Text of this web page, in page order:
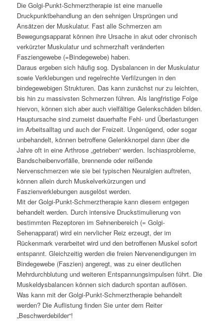
Die Golgi-Punkt-Schmerztherapie ist eine manuelle
Druckpunktbehandlung an den sehnigen Ursprüngen und
Ansätzen der Muskulatur. Fast alle Schmerzen am
Bewegungsapparat können ihre Ursache in akut oder chronisch
verkürzter Muskulatur und schmerzhaft veränderten
Fasziengewebe (=Bindegewebe) haben.
Daraus ergeben sich häufig sog. Dysbalancen in der Muskulatur
sowie Verklebungen und regelrechte Verfilzungen in den
bindegewebigen Strukturen. Das kann zunächst nur zu leichten,
bis hin zu massivsten Schmerzen führen. Als langfristige Folge
hiervon, können sich aber auch vielfältige Gelenkschäden bilden.
Hauptursache sind zumeist dauerhafte Fehl- und Überlastungen
im Arbeitsalltag und auch der Freizeit. Ungenügend, oder sogar
unbehandelt, können betroffene Gelenkknorpel dann über die
Jahre oft in eine Arthrose „getrieben“ werden. Ischiasprobleme,
Bandscheibenvorfälle, brennende oder reißende
Nervenschmerzen wie sie bei typischen Neuralgien auftreten,
können allein durch Muskelverkürzungen und
Faszienverklebungen ausgelöst werden.
Mit der Golgi-Punkt-Schmerztherapie kann diesem entgegen
behandelt werden. Durch intensive Druckstimulierung von
bestimmten Rezeptoren im Sehnenbereich (= Golgi-
Sehenapparat) wird ein nervlicher Reiz erzeugt, der im
Rückenmark verarbeitet wird und den betroffenen Muskel sofort
entspannt. Gleichzeitig werden die freien Nervenendigungen im
Bindegewebe (Faszien) angeregt, was zu einer deutlichen
Mehrdurchblutung und weiteren Entspannungsimpulsen führt. Die
Muskeldysbalancen können sich dadurch spontan auflösen.
Was kann mit der Golgi-Punkt-Schmerztherapie behandelt
werden? Die Auflistung finden Sie unter dem Reiter
„Beschwerdebilder“!